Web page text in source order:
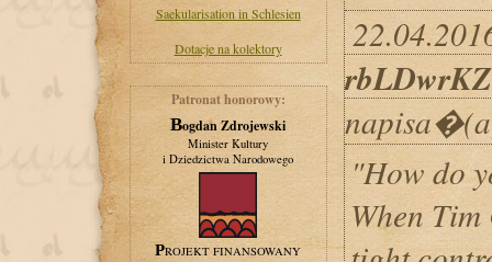
Saekularisation in Schlesien
Dotacje na kolektory
Patronat honorowy:
Bogdan Zdrojewski
Minister Kultury
i Dziedzictwa Narodowego
PROJEKT FINANSOWANY
rbLDwrKZ
"How do
When